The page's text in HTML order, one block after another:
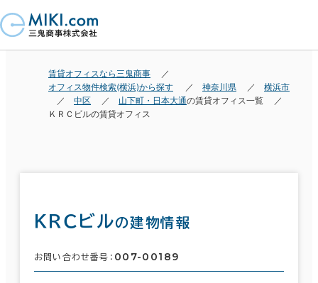
賃貸オフィスなら三鬼商事
オフィス物件検索(横浜)から探す
神奈川県
横浜市
中区
山下町・日本大通の賃貸オフィス一覧
ＫＲＣビルの賃貸オフィス
ＫＲＣビルの建物情報
お問い合わせ番号： 007-00189